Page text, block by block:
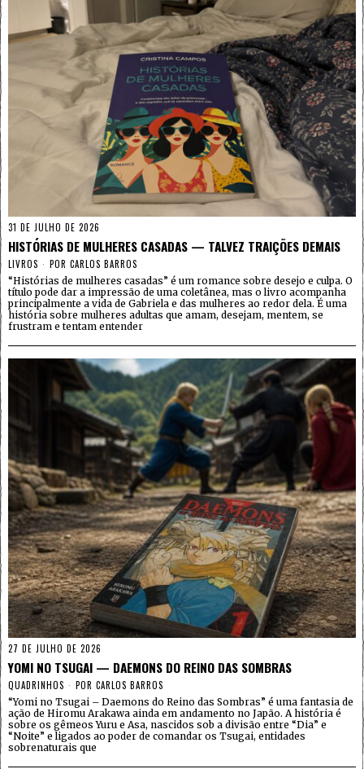
31 DE JULHO DE 2026
HISTÓRIAS DE MULHERES CASADAS — TALVEZ TRAIÇÕES DEMAIS
LIVROS POR CARLOS BARROS
“Histórias de mulheres casadas” é um romance sobre desejo e culpa. O
título pode dar a impressão de uma coletânea, mas o livro acompanha
principalmente a vida de Gabriela e das mulheres ao redor dela. É uma
história sobre mulheres adultas que amam, desejam, mentem, se
frustram e tentam entender
27 DE JULHO DE 2026
YOMI NO TSUGAI — DAEMONS DO REINO DAS SOMBRAS
QUADRINHOS POR CARLOS BARROS
“Yomi no Tsugai – Daemons do Reino das Sombras” é uma fantasia de
ação de Hiromu Arakawa ainda em andamento no Japão. A história é
sobre os gêmeos Yuru e Asa, nascidos sob a divisão entre “Dia” e
“Noite” e ligados ao poder de comandar os Tsugai, entidades
sobrenaturais que